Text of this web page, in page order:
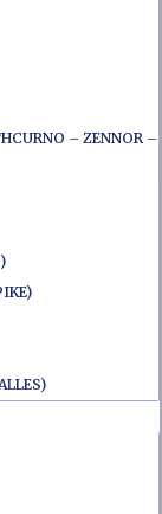
– ZENNOR –